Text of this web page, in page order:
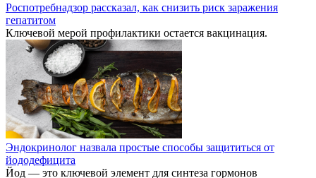
Роспотребнадзор рассказал, как снизить риск заражения
гепатитом
Ключевой мерой профилактики остается вакцинация.
Эндокринолог назвала простые способы защититься от
йододефицита
Йод — это ключевой элемент для синтеза гормонов